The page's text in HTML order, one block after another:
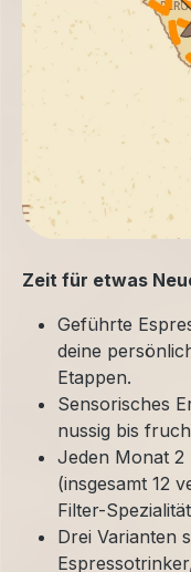
Zeit für etwas
Geführte
deine
Etappen.
Sensorisches
nussig bis
Jeden Monat 2
(insgesamt 12
Filter-
Drei Varianten